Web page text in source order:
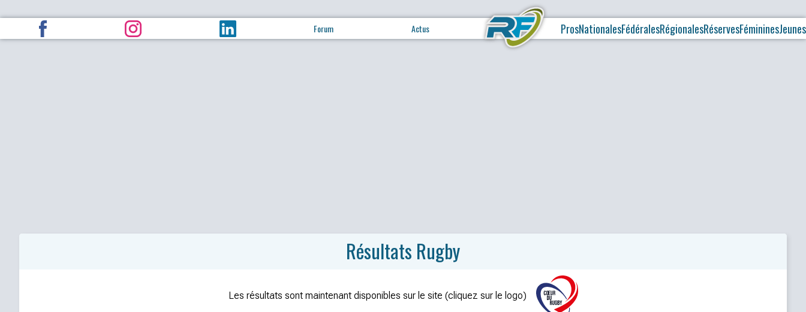
Forum Actus ProsNationalesFédéralesRégionalesRéservesFémininesJeunes
Résultats Rugby
Les résultats sont maintenant disponibles sur le site (cliquez sur le logo)